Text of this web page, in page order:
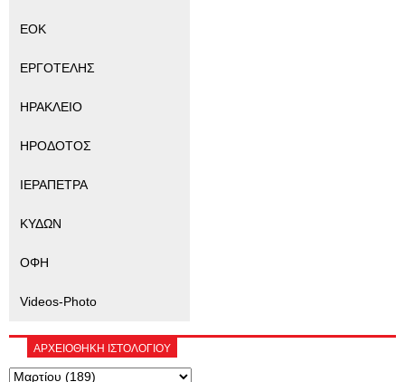
ΕΟΚ
ΕΡΓΟΤΕΛΗΣ
ΗΡΑΚΛΕΙΟ
ΗΡΟΔΟΤΟΣ
ΙΕΡΑΠΕΤΡΑ
ΚΥΔΩΝ
ΟΦΗ
Videos-Photo
ΑΡΧΕΙΟΘΗΚΗ ΙΣΤΟΛΟΓΙΟΥ